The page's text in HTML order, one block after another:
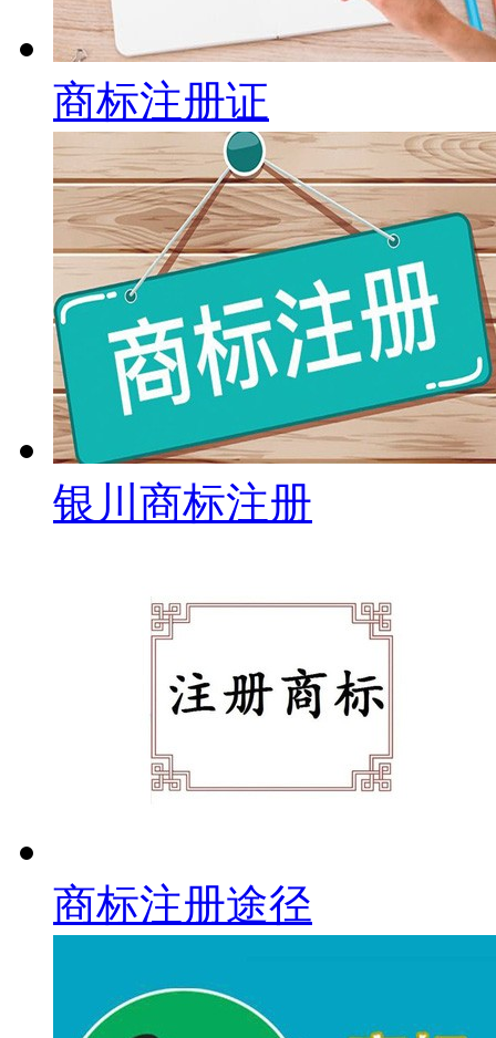
商标注册证
银川商标注册
商标注册途径